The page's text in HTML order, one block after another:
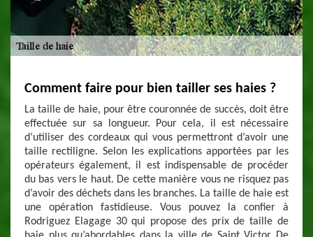
Comment faire pour bien tailler ses haies ?
La taille de haie, pour être couronnée de succès, doit être
effectuée sur sa longueur. Pour cela, il est nécessaire
d’utiliser des cordeaux qui vous permettront d’avoir une
taille rectiligne. Selon les explications apportées par les
opérateurs également, il est indispensable de procéder
du bas vers le haut. De cette manière vous ne risquez pas
d’avoir des déchets dans les branches. La taille de haie est
une opération fastidieuse. Vous pouvez la confier à
Rodriguez Elagage 30 qui propose des prix de taille de